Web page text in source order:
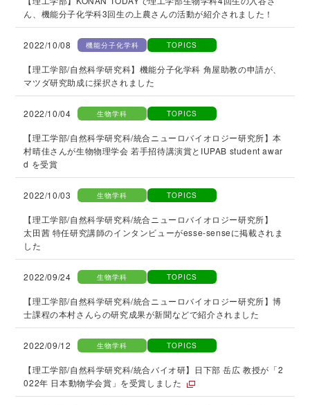
ん、機能分子化学科3回生の上農さんの活動が紹介されました！
2022/10/08 機能分子化学科 TOPICS
【理工学部/自然科学研究科】機能分子化学科 角屋助教の申請が、
マツダ研究助成に採択されました
2022/10/04 生物学科 TOPICS
【理工学部/自然科学研究科/統合ニューロバイオロジー研究所】本
村晴佳さんが生物物理学会 若手招待講演賞とIUPAB student awar
d を受賞
2022/10/03 生物学科 TOPICS
【理工学部/自然科学研究科/統合ニューロバイオロジー研究所】
太田茜 特任研究講師のインタンビューがesse-senseに掲載されま
した
2022/09/24 生物学科 TOPICS
【理工学部/自然科学研究科/統合ニューロバイオロジー研究所】博
士課程の本村さんらの研究成果が新聞などで紹介されました
2022/09/12 生物学科 TOPICS
【理工学部/自然科学研究科/統合バイオ研】日下部 岳広 教授が「2
022年 日本動物学会賞」を受賞しました